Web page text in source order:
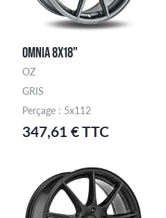
OMNIA 8X18"
OZ
GRIS
Perçage : 5x112
347,61 € TTC